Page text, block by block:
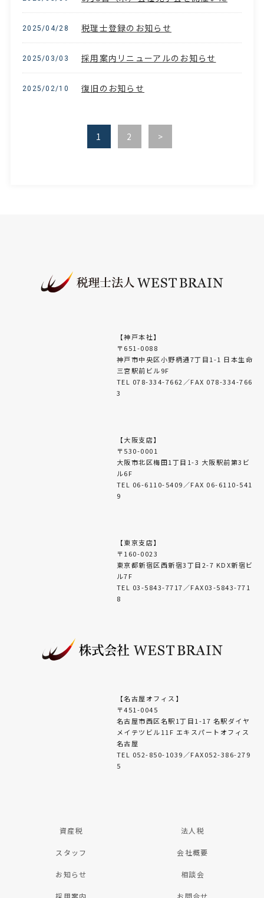
2025/04/28 税理士登録のお知らせ
2025/03/03 採用案内リニューアルのお知らせ
2025/02/10 復旧のお知らせ
1 2 >
【神戸本社】
〒651-0088
神戸市中央区小野柄通7丁目1-1 日本生命
三宮駅前ビル9F
TEL 078-334-7662／FAX 078-334-766
3
【大阪支店】
〒530-0001
大阪市北区梅田1丁目1-3 大阪駅前第3ビ
ル6F
TEL 06-6110-5409／FAX 06-6110-541
9
【東京支店】
〒160-0023
東京都新宿区西新宿3丁目2-7 KDX新宿ビ
ル7F
TEL 03-5843-7717／FAX03-5843-771
8
【名古屋オフィス】
〒451-0045
名古屋市西区名駅1丁目1-17 名駅ダイヤ
メイテツビル11F エキスパートオフィス
名古屋
TEL 052-850-1039／FAX052-386-279
5
資産税 法人税
スタッフ 会社概要
お知らせ 相談会
採用案内 お問合せ